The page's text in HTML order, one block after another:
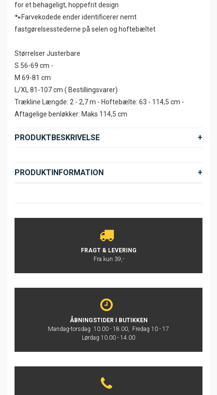
for et behageligt, hoppefrit design
🐾Farvekodede ender identificerer nemt
fastgørelsesstederne på selen og hoftebæltet
Størrelser Justerbare
S 56-69 cm -
M 69-81 cm
L/XL 81-107 cm ( Bestillingsvarer)
Trækline Længde: 2 - 2,7 m - Hoftebælte: 63 - 114,5 cm -
Aftagelige benløkker: Maks 114,5 cm
PRODUKTBESKRIVELSE
PRODUKTINFORMATION
FRAGT & LEVERING
Fra kun 39,-
ÅBNINGSTIDER I BUTIKKEN
Mandag-torsdag 10.00 - 18.00, Fredag 10 - 17
Lørdag 10.00 - 14.00